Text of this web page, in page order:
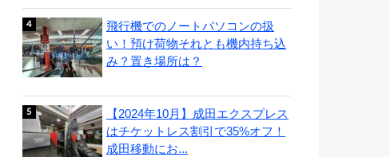
飛行機でのノートパソコンの扱
い！預け荷物それとも機内持ち込
み？置き場所は？
【2024年10月】成田エクスプレス
はチケットレス割引で35%オフ！
成田移動にお...